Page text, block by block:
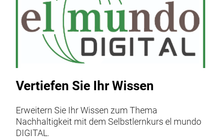
Vertiefen Sie Ihr Wissen
Erweitern Sie Ihr Wissen zum Thema
Nachhaltigkeit mit dem Selbstlernkurs el mundo
DIGITAL.